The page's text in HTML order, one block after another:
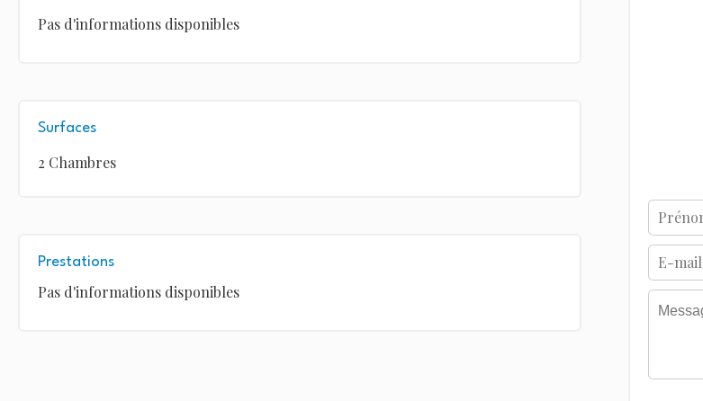
Pas d'informations disponibles
Surfaces
2 Chambres
Prestations
Pas d'informations disponibles